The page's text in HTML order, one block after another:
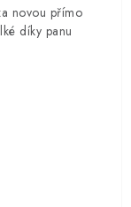
novou přímo
díky panu